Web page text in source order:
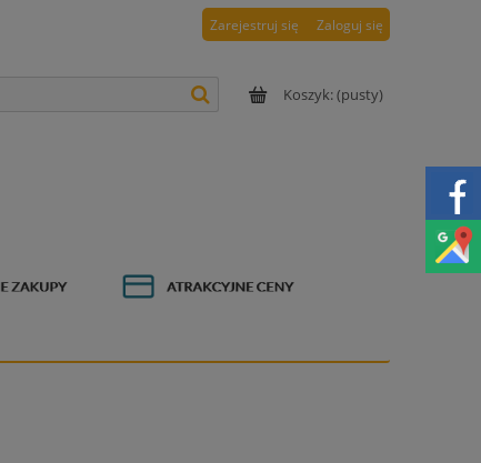
Zarejestruj się Zaloguj się
Koszyk:(pusty)